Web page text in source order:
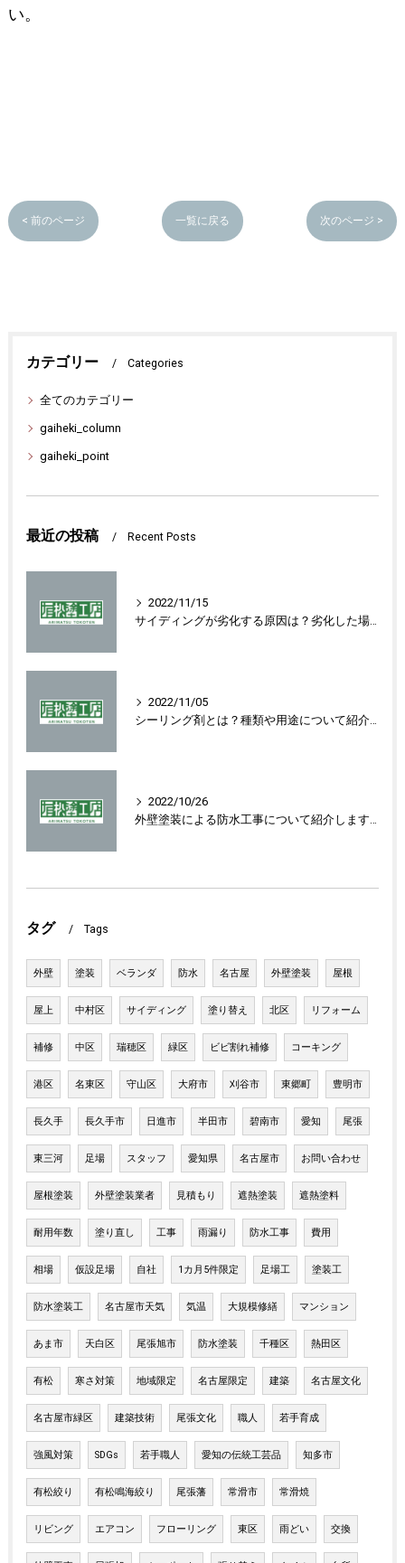
い。
< 前のページ 一覧に戻る 次のページ >
カテゴリー Categories
全てのカテゴリー
gaiheki_column
gaiheki_point
最近の投稿 Recent Posts
2022/11/15
サイディングが劣化する原因は？劣化した場合の対処法を紹介します！
2022/11/05
シーリング剤とは？種類や用途について紹介します！
2022/10/26
外壁塗装による防水工事について紹介します！
タグ Tags
外壁 塗装 ベランダ 防水 名古屋 外壁塗装 屋根
屋上 中村区 サイディング 塗り替え 北区 リフォーム
補修 中区 瑞穂区 緑区 ビビ割れ補修 コーキング
港区 名東区 守山区 大府市 刈谷市 東郷町 豊明市
長久手 長久手市 日進市 半田市 碧南市 愛知 尾張
東三河 足場 スタッフ 愛知県 名古屋市 お問い合わせ
屋根塗装 外壁塗装業者 見積もり 遮熱塗装 遮熱塗料
耐用年数 塗り直し 工事 雨漏り 防水工事 費用
相場 仮設足場 自社 1カ月5件限定 足場工 塗装工
防水塗装工 名古屋市天気 気温 大規模修繕 マンション
あま市 天白区 尾張旭市 防水塗装 千種区 熱田区
有松 寒さ対策 地域限定 名古屋限定 建築 名古屋文化
名古屋市緑区 建築技術 尾張文化 職人 若手育成
強風対策 SDGs 若手職人 愛知の伝統工芸品 知多市
有松絞り 有松鳴海絞り 尾張藩 常滑市 常滑焼
リビング エアコン フローリング 東区 雨どい 交換